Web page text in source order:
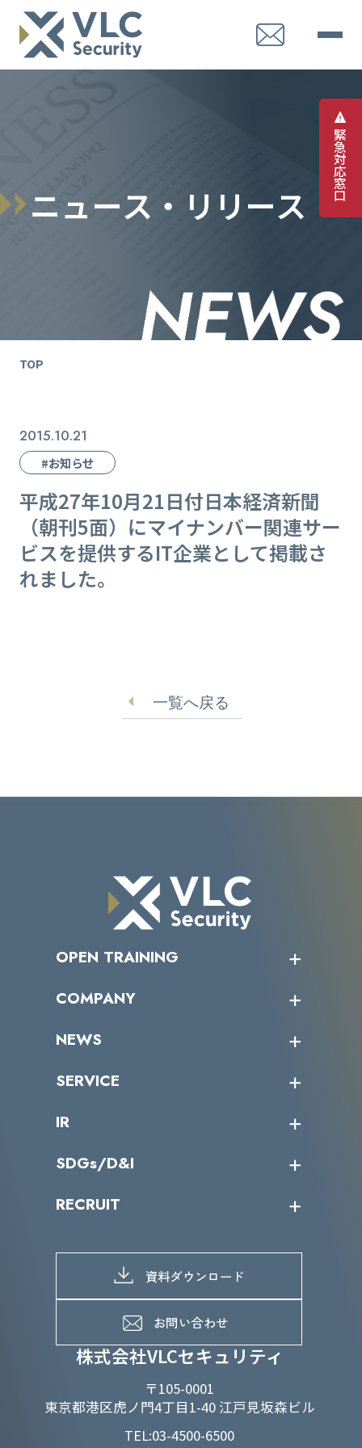
緊
急
対
応
窓
口
ニュース ・ リ リ ース
TOP
2015.10.21
#お知らせ
平成27年10月21日付日本経済新聞
（朝刊5面）にマイナンバー関連サー
ビスを提供するIT企業として掲載さ
れました。
一覧へ戻る
株式会社VLCセキュリティ
〒105-0001
東京都港区虎ノ門4丁目1-40 江戸見坂森ビル
TEL:03-4500-6500
OPEN TRAINING
受講者の声
COMPANY
トップメッセージ
ミッション／ビジョン
パートナー企業一覧
NEWS
サイバーニュース
SERVICE
カテゴリー別サービス一覧
IR
IRカレンダー
IRライブラリー
よくあるご質問
SDGs/D&I
当グループのマテリアリティ
SDGs推進体制
D&Iの取り組み
RECRUIT
募集職種一覧
メッセージ
メンバーインタビュー
資料ダウンロード
お問い合わせ